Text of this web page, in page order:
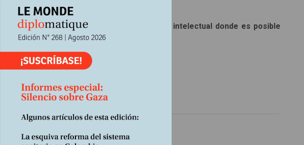
Son el resultado de una mecánica intelectual donde es posible